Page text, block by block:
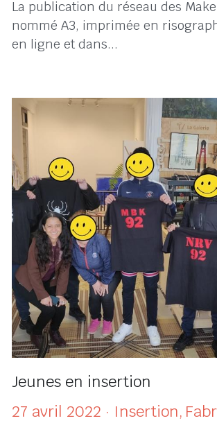
9 janvier 2023·
interview,Festival, Fabrication
en ligne et dans...